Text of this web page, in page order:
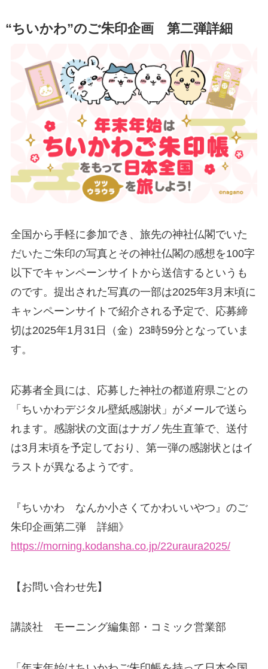
“ちいかわ”のご朱印企画 第二弾詳細
全国から手軽に参加でき、旅先の神社仏閣でいた
だいたご朱印の写真とその神社仏閣の感想を100字
以下でキャンペーンサイトから送信するというも
のです。提出された写真の一部は2025年3月末頃に
キャンペーンサイトで紹介される予定で、応募締
切は2025年1月31日（金）23時59分となっていま
す。
応募者全員には、応募した神社の都道府県ごとの
「ちいかわデジタル壁紙感謝状」がメールで送ら
れます。感謝状の文面はナガノ先生直筆で、送付
は3月末頃を予定しており、第一弾の感謝状とはイ
ラストが異なるようです。
『ちいかわ なんか小さくてかわいいやつ』のご
朱印企画第二弾 詳細》
https://morning.kodansha.co.jp/22uraura2025/
【お問い合わせ先】
講談社 モーニング編集部・コミック営業部